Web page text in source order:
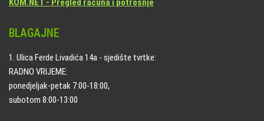
KOM.NET - Pregled računa i potrošnje
BLAGAJNE
1. Ulica Ferde Livadića 14a - sjedište tvrtke:
RADNO VRIJEME:
ponedjeljak-petak 7:00-18:00,
subotom 8:00-13:00